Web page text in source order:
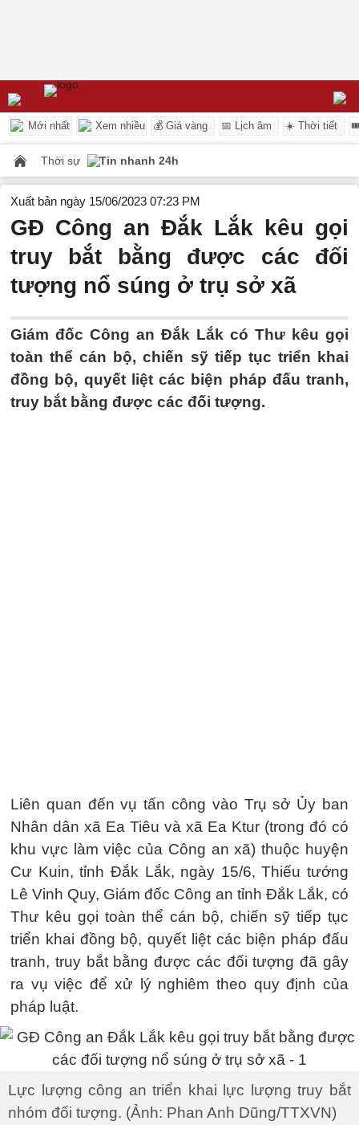
Mới nhất Xem nhiều 💰 Giá vàng 📅 Lịch âm ☀️ Thời tiết
Thời sự Tin nhanh 24h
Xuất bản ngày 15/06/2023 07:23 PM
GĐ Công an Đắk Lắk kêu gọi
truy bắt bằng được các đối
tượng nổ súng ở trụ sở xã
Giám đốc Công an Đắk Lắk có Thư kêu gọi
toàn thể cán bộ, chiến sỹ tiếp tục triển khai
đồng bộ, quyết liệt các biện pháp đấu tranh,
truy bắt bằng được các đối tượng.
Liên quan đến vụ tấn công vào Trụ sở Ủy ban
Nhân dân xã Ea Tiêu và xã Ea Ktur (trong đó có
khu vực làm việc của Công an xã) thuộc huyện
Cư Kuin, tỉnh Đắk Lắk, ngày 15/6, Thiếu tướng
Lê Vinh Quy, Giám đốc Công an tỉnh Đắk Lắk, có
Thư kêu gọi toàn thể cán bộ, chiến sỹ tiếp tục
triển khai đồng bộ, quyết liệt các biện pháp đấu
tranh, truy bắt bằng được các đối tượng đã gây
ra vụ việc để xử lý nghiêm theo quy định của
pháp luật.
Lực lượng công an triển khai lực lượng truy bắt
nhóm đối tượng. (Ảnh: Phan Anh Dũng/TTXVN)